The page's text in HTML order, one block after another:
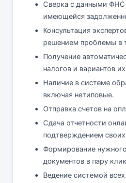
Сверка с данными ФНС
имеющейся
Консультация
решением проблемы в
Получение
налогов и вариантов
Наличие в системе
включая нетиповые.
Отправка счетов на
Сдача отчетности
подтверждением
Формирование
документов в пару
Ведение системой